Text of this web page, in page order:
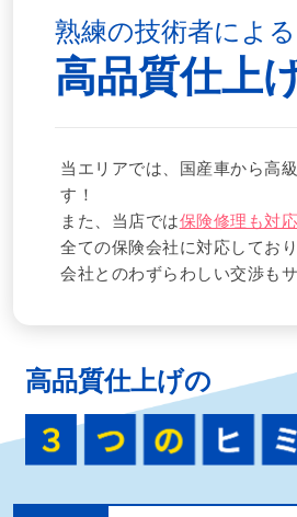
熟練の技術者による
高品質仕上
当エリアでは、国産車から高
す！
また、当店では保険修理も対
全ての保険会社に対応してお
会社とのわずらわしい交渉も
高品質仕上げの